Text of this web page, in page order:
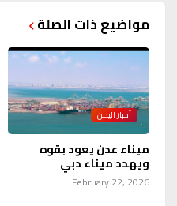
مواضيع ذات الصلة
أخبار اليمن
ميناء عدن يعود بقوه
ويهدد ميناء دبي
February 22, 2026